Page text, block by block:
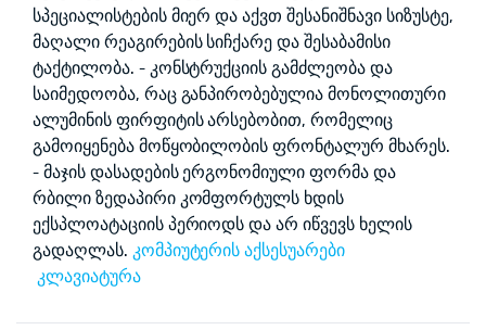
სპეციალისტების მიერ და აქვთ შესანიშნავი სიზუსტე,
მაღალი რეაგირების სიჩქარე და შესაბამისი
ტაქტილობა. - კონსტრუქციის გამძლეობა და
საიმედოობა, რაც განპირობებულია მონოლითური
ალუმინის ფირფიტის არსებობით, რომელიც
გამოიყენება მოწყობილობის ფრონტალურ მხარეს.
- მაჯის დასადების ერგონომიული ფორმა და
რბილი ზედაპირი კომფორტულს ხდის
ექსპლოატაციის პერიოდს და არ იწვევს ხელის
გადაღლას. კომპიუტერის აქსესუარები
კლავიატურა